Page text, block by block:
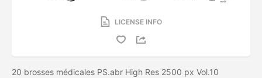
LICENSE INFO
20 brosses médicales PS.abr High Res 2500 px Vol.10